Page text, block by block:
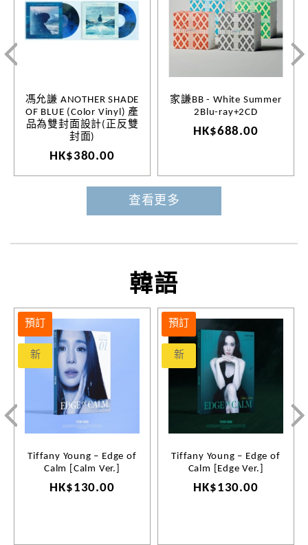
馮允謙 ANOTHER SHADE
OF BLUE (Color Vinyl) 產
品為雙封面設計(正反雙
封面)
HK$380.00
家謙BB - White Summer
2Blu-ray+2CD
HK$688.00
查看更多
韓語
預訂
新
Tiffany Young – Edge of
Calm [Calm Ver.]
HK$130.00
預訂
新
Tiffany Young – Edge of
Calm [Edge Ver.]
HK$130.00